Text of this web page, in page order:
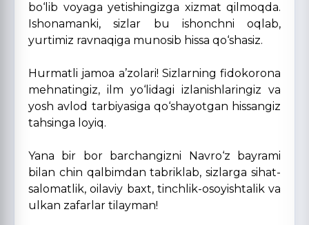
bo‘lib voyaga yetishingizga xizmat qilmoqda.
Ishonamanki, sizlar bu ishonchni oqlab,
yurtimiz ravnaqiga munosib hissa qo‘shasiz.
Hurmatli jamoa a’zolari! Sizlarning fidokorona
mehnatingiz, ilm yo‘lidagi izlanishlaringiz va
yosh avlod tarbiyasiga qo‘shayotgan hissangiz
tahsinga loyiq.
Yana bir bor barchangizni Navro‘z bayrami
bilan chin qalbimdan tabriklab, sizlarga sihat-
salomatlik, oilaviy baxt, tinchlik-osoyishtalik va
ulkan zafarlar tilayman!